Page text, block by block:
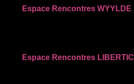
Espace Rencontres WYYLDE
Espace Rencontres LIBERTIC